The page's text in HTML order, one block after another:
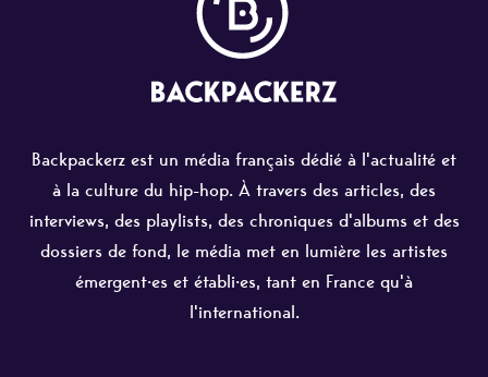
Backpackerz est un média français dédié à l'actualité et
à la culture du hip-hop. À travers des articles, des
interviews, des playlists, des chroniques d'albums et des
dossiers de fond, le média met en lumière les artistes
émergent·es et établi·es, tant en France qu'à
l'international.